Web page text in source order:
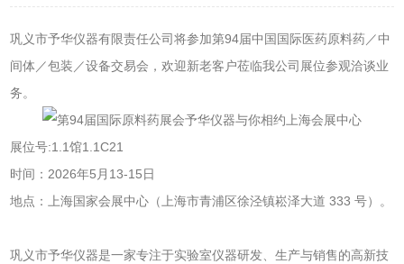
巩义市予华仪器有限责任公司将参加第94届中国国际医药原料药／中
间体／包装／设备交易会，欢迎新老客户莅临我公司展位参观洽谈业
务。
展位号:1.1馆1.1C21
时间：2026年5月13-15日
地点：上海国家会展中心‌（上海市青浦区徐泾镇崧泽大道 333 号）。
巩义市予华仪器是一家专注于实验室仪器研发、生产与销售的高新技